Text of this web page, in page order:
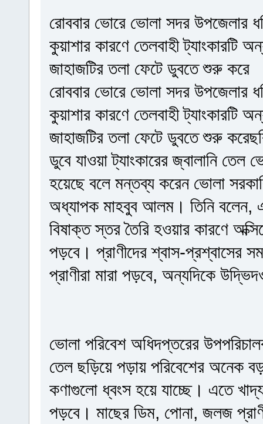
রোববার ভোরে ভোলা সদর উপজেলার
কুয়াশার কারণে তেলবাহী ট্যাংকারটি
জাহাজটির তলা ফেটে ডুবতে শুরু করে
রোববার ভোরে ভোলা সদর উপজেলার
কুয়াশার কারণে তেলবাহী ট্যাংকারটি
জাহাজটির তলা ফেটে ডুবতে শুরু
ডুবে যাওয়া ট্যাংকারের জ্বালানি তেল
হয়েছে বলে মন্তব্য করেন ভোলা
অধ্যাপক মাহবুব আলম। তিনি বলেন,
বিষাক্ত স্তর তৈরি হওয়ার কারণে
পড়বে। প্রাণীদের শ্বাস-প্রশ্বাসের
প্রাণীরা মারা পড়বে, অন্যদিকে
ভোলা পরিবেশ অধিদপ্তরের
তেল ছড়িয়ে পড়ায় পরিবেশের অনেক
কণাগুলো ধ্বংস হয়ে যাচ্ছে। এতে
পড়বে। মাছের ডিম, পোনা, জলজ